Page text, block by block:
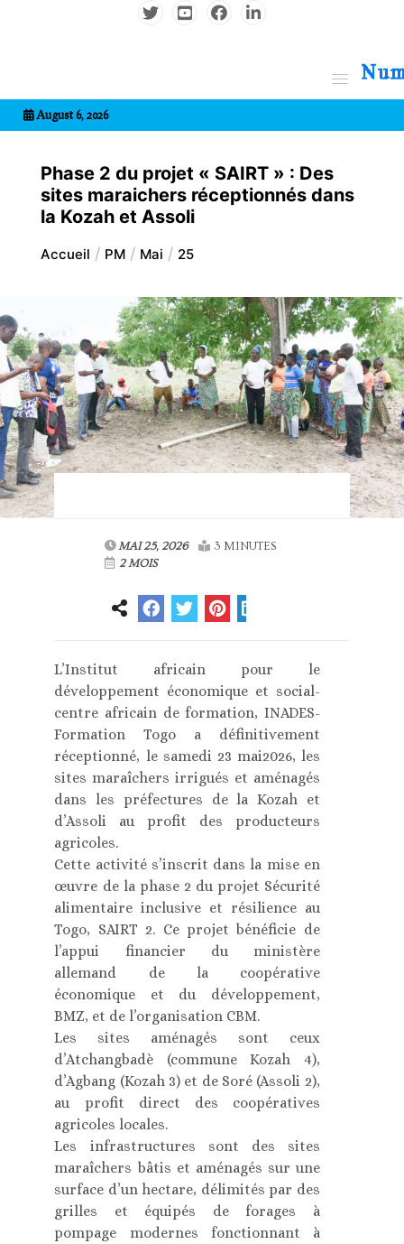
August 6, 2026
Phase 2 du projet « SAIRT » : Des
sites maraichers réceptionnés dans
la Kozah et Assoli
Accueil PM Mai 25
MAI 25, 2026
3 MINUTES
2 MOIS
L’Institut africain pour le
développement économique et social-
centre africain de formation, INADES-
Formation Togo a définitivement
réceptionné, le samedi 23 mai2026, les
sites maraîchers irrigués et aménagés
dans les préfectures de la Kozah et
d’Assoli au profit des producteurs
agricoles.
Cette activité s’inscrit dans la mise en
œuvre de la phase 2 du projet Sécurité
alimentaire inclusive et résilience au
Togo, SAIRT 2. Ce projet bénéficie de
l’appui financier du ministère
allemand de la coopérative
économique et du développement,
BMZ, et de l’organisation CBM.
Les sites aménagés sont ceux
d’Atchangbadè (commune Kozah 4),
d’Agbang (Kozah 3) et de Soré (Assoli 2),
au profit direct des coopératives
agricoles locales.
Les infrastructures sont des sites
maraîchers bâtis et aménagés sur une
surface d’un hectare, délimités par des
grilles et équipés de forages à
pompage modernes fonctionnant à